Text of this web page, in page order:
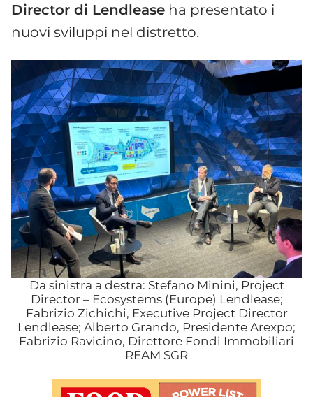
Director di Lendlease ha presentato i
nuovi sviluppi nel distretto.
Da sinistra a destra: Stefano Minini, Project
Director – Ecosystems (Europe) Lendlease;
Fabrizio Zichichi, Executive Project Director
Lendlease; Alberto Grando, Presidente Arexpo;
Fabrizio Ravicino, Direttore Fondi Immobiliari
REAM SGR